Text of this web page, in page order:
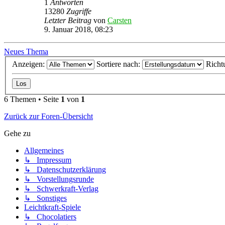
1 Antworten
13280 Zugriffe
Letzter Beitrag von Carsten
9. Januar 2018, 08:23
Neues Thema
Anzeigen:
Sortiere nach:
6 Themen • Seite 1 von 1
Zurück zur Foren-Übersicht
Gehe zu
Allgemeines
↳ Impressum
↳ Datenschutzerklärung
↳ Vorstellungsrunde
↳ Schwerkraft-Verlag
↳ Sonstiges
Leichtkraft-Spiele
↳ Chocolatiers